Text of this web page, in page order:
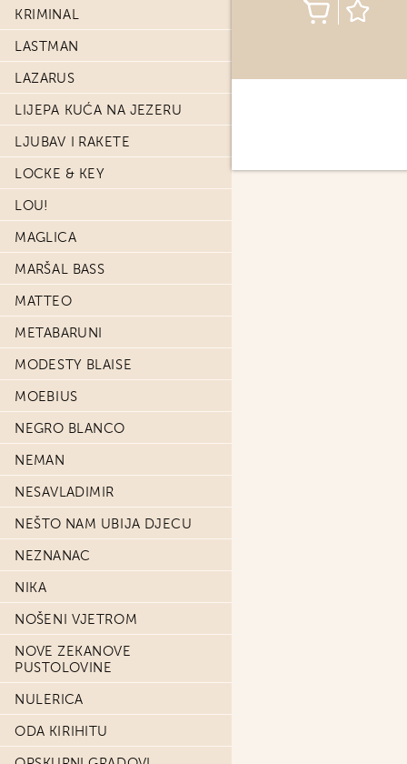
KRIMINAL
LASTMAN
LAZARUS
LIJEPA KUĆA NA JEZERU
LJUBAV I RAKETE
LOCKE & KEY
LOU!
MAGLICA
MARŠAL BASS
MATTEO
METABARUNI
MODESTY BLAISE
MOEBIUS
NEGRO BLANCO
NEMAN
NESAVLADIMIR
NEŠTO NAM UBIJA DJECU
NEZNANAC
NIKA
NOŠENI VJETROM
NOVE ZEKANOVE
PUSTOLOVINE
NULERICA
ODA KIRIHITU